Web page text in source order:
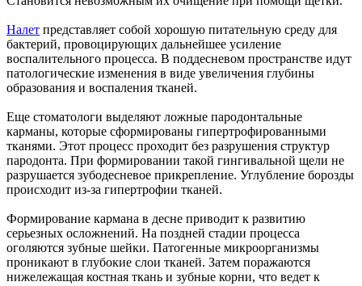
Налет представляет собой хорошую питательную среду для
бактерий, провоцирующих дальнейшее усиление
воспалительного процесса. В поддесневом пространстве идут
патологические изменения в виде увеличения глубины
образования и воспаления тканей.
Еще стоматологи выделяют ложные пародонтальные
карманы, которые сформированы гипертрофированными
тканями. Этот процесс проходит без разрушения структур
пародонта. При формировании такой гингивальной щели не
разрушается зубодесневое прикрепление. Углубление борозды
происходит из-за гипертрофии тканей.
Формирование кармана в десне приводит к развитию
серьезных осложнений. На поздней стадии процесса
оголяются зубные шейки. Патогенные микроорганизмы
проникают в глубокие слои тканей. Затем поражаются
нижележащая костная ткань и зубные корни, что ведет к